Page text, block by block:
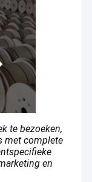
te bezoeken,
met complete
en